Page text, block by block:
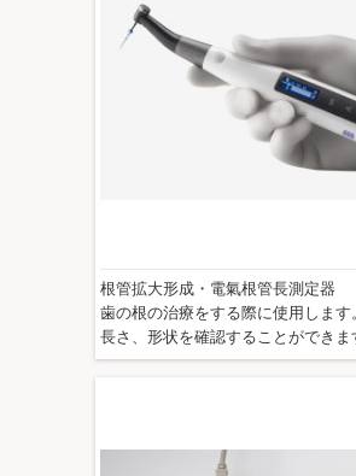
根管拡大形成・電氣根管長測定器
歯の根の治療をする際に使用しま
長さ、形状を確認することができま